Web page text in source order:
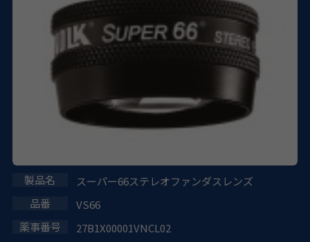
スーパー66ステレオファンダスレンズ
VS66
27B1X00001VNCL02